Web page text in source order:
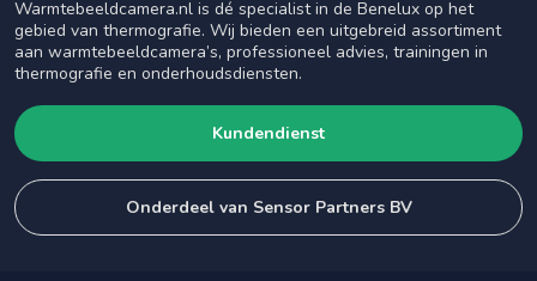
Warmtebeeldcamera.nl is dé specialist in de Benelux op het
gebied van thermografie. Wij bieden een uitgebreid assortiment
aan warmtebeeldcamera’s, professioneel advies, trainingen in
thermografie en onderhoudsdiensten.
Kundendienst
Onderdeel van Sensor Partners BV